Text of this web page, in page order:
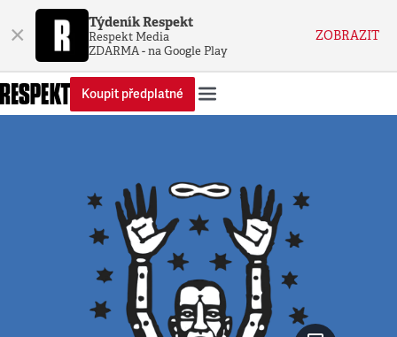
× Týdeník Respekt
Respekt Media
ZDARMA - na Google Play
ZOBRAZIT
Koupit předplatné